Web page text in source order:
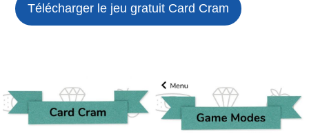
Télécharger le jeu gratuit Card Cram